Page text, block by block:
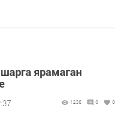
ярамаган
1238 0 0